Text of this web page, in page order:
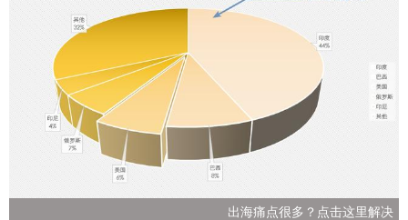
出海痛点很多？点击这里解决